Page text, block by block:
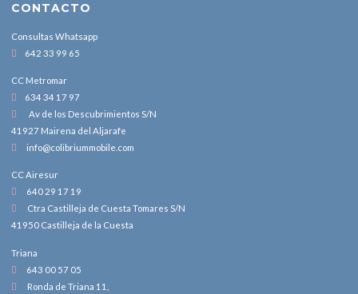
CONTACTO
Consultas Whatsapp
642 33 99 65
CC Metromar
634 34 17 97
Av de los Descubrimientos S/N
41927 Mairena del Aljarafe
info@colibriummobile.com
CC Airesur
640 29 17 19
Ctra Castilleja de Cuesta Tomares S/N
41950 Castilleja de la Cuesta
Triana
643 00 57 05
Ronda de Triana 11,